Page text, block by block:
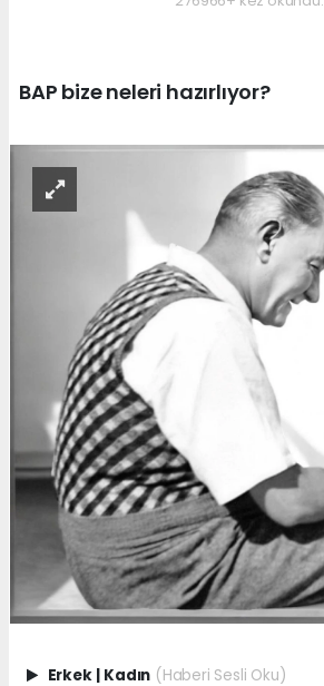
BAP bize neleri hazırlıyor?
Erkek | Kadın (Haberi Sesli Oku)